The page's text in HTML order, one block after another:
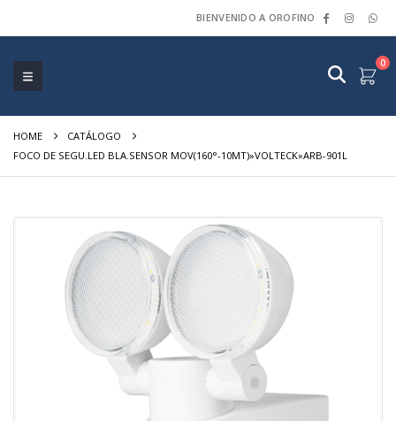
BIENVENIDO A OROFINO
0
HOME
CATÁLOGO
FOCO DE SEGU.LED BLA.SENSOR MOV(160°-10MT)»VOLTECK»ARB-901L